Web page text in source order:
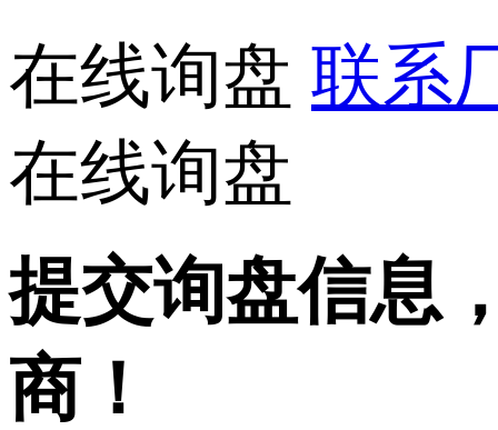
在线询盘 联系
在线询盘
提交询盘信息
商！